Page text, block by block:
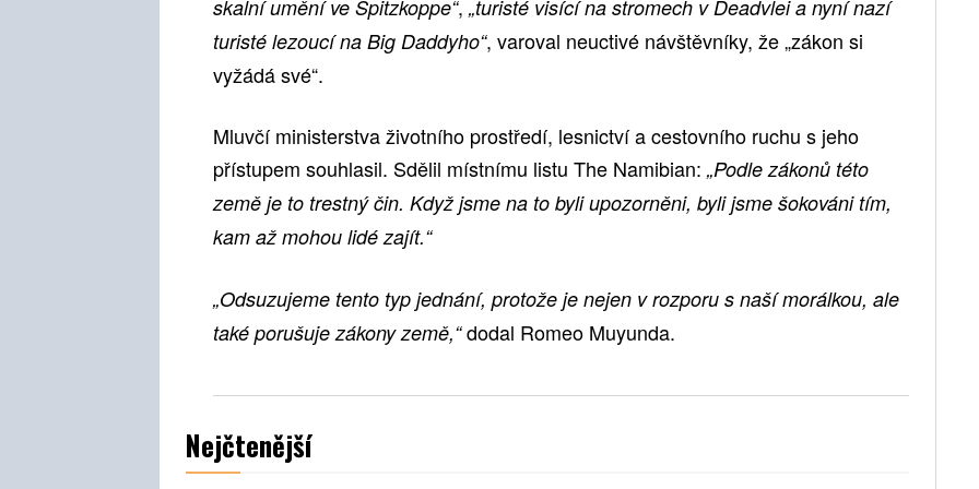
skalní umění ve Spitzkoppe“, „turisté visící na stromech v Deadvlei a nyní nazí
turisté lezoucí na Big Daddyho“, varoval neuctivé návštěvníky, že „zákon si
vyžádá své“.
Mluvčí ministerstva životního prostředí, lesnictví a cestovního ruchu s jeho
přístupem souhlasil. Sdělil místnímu listu The Namibian: „Podle zákonů této
země je to trestný čin. Když jsme na to byli upozorněni, byli jsme šokováni tím,
kam až mohou lidé zajít.“
„Odsuzujeme tento typ jednání, protože je nejen v rozporu s naší morálkou, ale
také porušuje zákony země,“dodal Romeo Muyunda.
Nejčtenější